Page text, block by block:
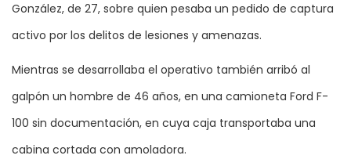
González, de 27, sobre quien pesaba un pedido de captura
activo por los delitos de lesiones y amenazas.
Mientras se desarrollaba el operativo también arribó al
galpón un hombre de 46 años, en una camioneta Ford F-
100 sin documentación, en cuya caja transportaba una
cabina cortada con amoladora.